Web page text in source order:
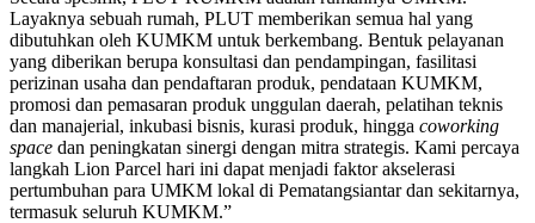
Layaknya sebuah rumah, PLUT memberikan semua hal yang
dibutuhkan oleh KUMKM untuk berkembang. Bentuk pelayanan
yang diberikan berupa konsultasi dan pendampingan, fasilitasi
perizinan usaha dan pendaftaran produk, pendataan KUMKM,
promosi dan pemasaran produk unggulan daerah, pelatihan teknis
dan manajerial, inkubasi bisnis, kurasi produk, hingga coworking
space dan peningkatan sinergi dengan mitra strategis. Kami percaya
langkah Lion Parcel hari ini dapat menjadi faktor akselerasi
pertumbuhan para UMKM lokal di Pematangsiantar dan sekitarnya,
termasuk seluruh KUMKM.”